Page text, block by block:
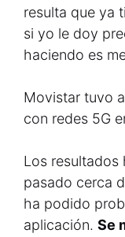
resulta que ya
si yo le doy
haciendo es
Movistar tuvo
con redes 5G
Los resultados
pasado cerca
ha podido
aplicación. Se